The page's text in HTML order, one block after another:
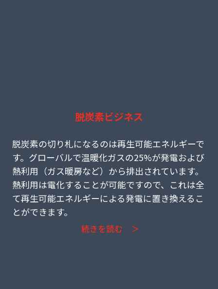
脱炭素ビジネス
脱炭素の切り札になるのは再生可能エネルギーで
す。グローバルで温暖化ガスの25%が発電および
熱利用（ガス暖房など）から排出されています。
熱利用は電化することが可能ですので、これは全
て再生可能エネルギーによる発電に置き換えるこ
とができます。
続きを読む ＞